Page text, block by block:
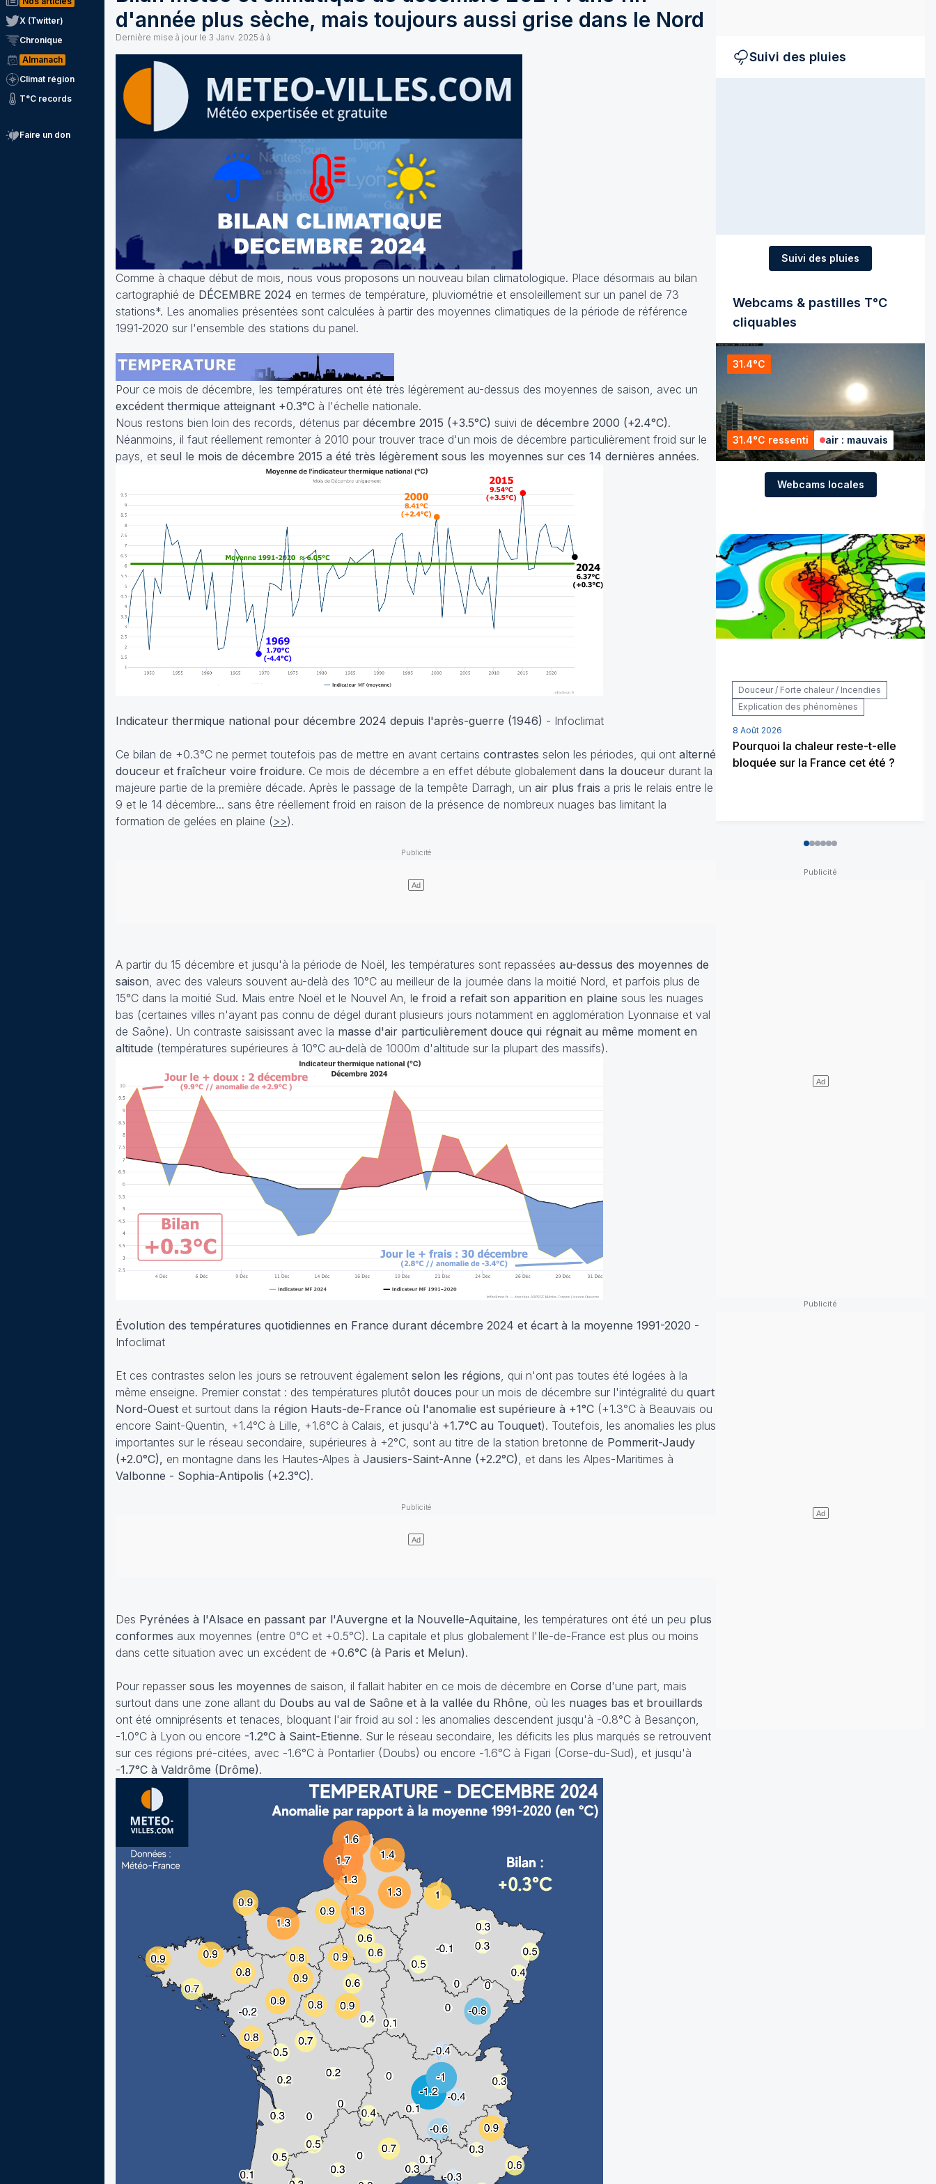
X (Twitter)
Chronique
Almanach
Climat région
T°C records
Faire un don
d'année plus sèche, mais toujours aussi grise dans le Nord
Dernière mise à jour le 3 Janv. 2025 à à
Comme à chaque début de mois, nous vous proposons un nouveau bilan climatologique. Place désormais au bilan
cartographié de DÉCEMBRE 2024 en termes de température, pluviométrie et ensoleillement sur un panel de 73
stations*. Les anomalies présentées sont calculées à partir des moyennes climatiques de la période de référence
1991-2020 sur l'ensemble des stations du panel.
Pour ce mois de décembre, les températures ont été très légèrement au-dessus des moyennes de saison, avec un
excédent thermique atteignant +0.3°C à l'échelle nationale.
Nous restons bien loin des records, détenus par décembre 2015 (+3.5°C) suivi de décembre 2000 (+2.4°C).
Néanmoins, il faut réellement remonter à 2010 pour trouver trace d'un mois de décembre particulièrement froid sur le
pays, et seul le mois de décembre 2015 a été très légèrement sous les moyennes sur ces 14 dernières années.
Indicateur thermique national pour décembre 2024 depuis l'après-guerre (1946) - Infoclimat
Ce bilan de +0.3°C ne permet toutefois pas de mettre en avant certains contrastes selon les périodes, qui ont alterné
douceur et fraîcheur voire froidure. Ce mois de décembre a en effet débute globalement dans la douceur durant la
majeure partie de la première décade. Après le passage de la tempête Darragh, un air plus frais a pris le relais entre le
9 et le 14 décembre... sans être réellement froid en raison de la présence de nombreux nuages bas limitant la
formation de gelées en plaine (>>).
A partir du 15 décembre et jusqu'à la période de Noël, les températures sont repassées au-dessus des moyennes de
saison, avec des valeurs souvent au-delà des 10°C au meilleur de la journée dans la moitié Nord, et parfois plus de
15°C dans la moitié Sud. Mais entre Noël et le Nouvel An, le froid a refait son apparition en plaine sous les nuages
bas (certaines villes n'ayant pas connu de dégel durant plusieurs jours notamment en agglomération Lyonnaise et val
de Saône). Un contraste saisissant avec la masse d'air particulièrement douce qui régnait au même moment en
altitude (températures supérieures à 10°C au-delà de 1000m d'altitude sur la plupart des massifs).
Évolution des températures quotidiennes en France durant décembre 2024 et écart à la moyenne 1991-2020 -
Infoclimat
Et ces contrastes selon les jours se retrouvent également selon les régions, qui n'ont pas toutes été logées à la
même enseigne. Premier constat : des températures plutôt douces pour un mois de décembre sur l'intégralité du quart
Nord-Ouest et surtout dans la région Hauts-de-France où l'anomalie est supérieure à +1°C (+1.3°C à Beauvais ou
encore Saint-Quentin, +1.4°C à Lille, +1.6°C à Calais, et jusqu'à +1.7°C au Touquet). Toutefois, les anomalies les plus
importantes sur le réseau secondaire, supérieures à +2°C, sont au titre de la station bretonne de Pommerit-Jaudy
(+2.0°C), en montagne dans les Hautes-Alpes à Jausiers-Saint-Anne (+2.2°C), et dans les Alpes-Maritimes à
Valbonne - Sophia-Antipolis (+2.3°C).
Des Pyrénées à l'Alsace en passant par l'Auvergne et la Nouvelle-Aquitaine, les températures ont été un peu plus
conformes aux moyennes (entre 0°C et +0.5°C). La capitale et plus globalement l'Ile-de-France est plus ou moins
dans cette situation avec un excédent de +0.6°C (à Paris et Melun).
Pour repasser sous les moyennes de saison, il fallait habiter en ce mois de décembre en Corse d'une part, mais
surtout dans une zone allant du Doubs au val de Saône et à la vallée du Rhône, où les nuages bas et brouillards
ont été omniprésents et tenaces, bloquant l'air froid au sol : les anomalies descendent jusqu'à -0.8°C à Besançon,
-1.0°C à Lyon ou encore -1.2°C à Saint-Etienne. Sur le réseau secondaire, les déficits les plus marqués se retrouvent
sur ces régions pré-citées, avec -1.6°C à Pontarlier (Doubs) ou encore -1.6°C à Figari (Corse-du-Sud), et jusqu'à
-1.7°C à Valdrôme (Drôme).
Suivi des pluies
Suivi des pluies
Webcams & pastilles T°C
cliquables
31.4°C
31.4°C ressenti air : mauvais
Webcams locales
Douceur / Forte chaleur / Incendies
Explication des phénomènes
8 Août 2026
Pourquoi la chaleur reste-t-elle
bloquée sur la France cet été ?
012345